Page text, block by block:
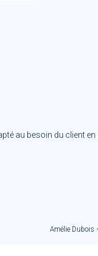
au besoin du client
Amélie Dubois